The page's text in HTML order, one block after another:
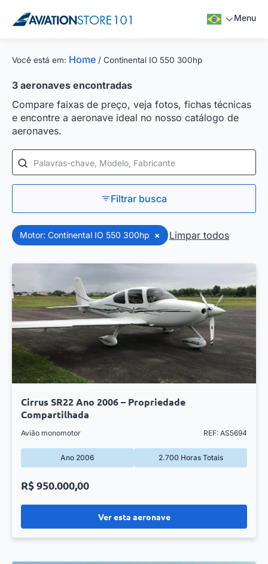
Menu
Você está em: Home / Continental IO 550 300hp
3 aeronaves encontradas
Compare faixas de preço, veja fotos, fichas técnicas
e encontre a aeronave ideal no nosso catálogo de
aeronaves.
Palavras-chave, Modelo, Fabricante
Filtrar busca
Motor: Continental IO 550 300hp × Limpar todos
Cirrus SR22 Ano 2006 – Propriedade
Compartilhada
Avião monomotor REF: AS5694
Ano 2006 2.700 Horas Totais
Ver esta aeronave
R$ 950.000,00